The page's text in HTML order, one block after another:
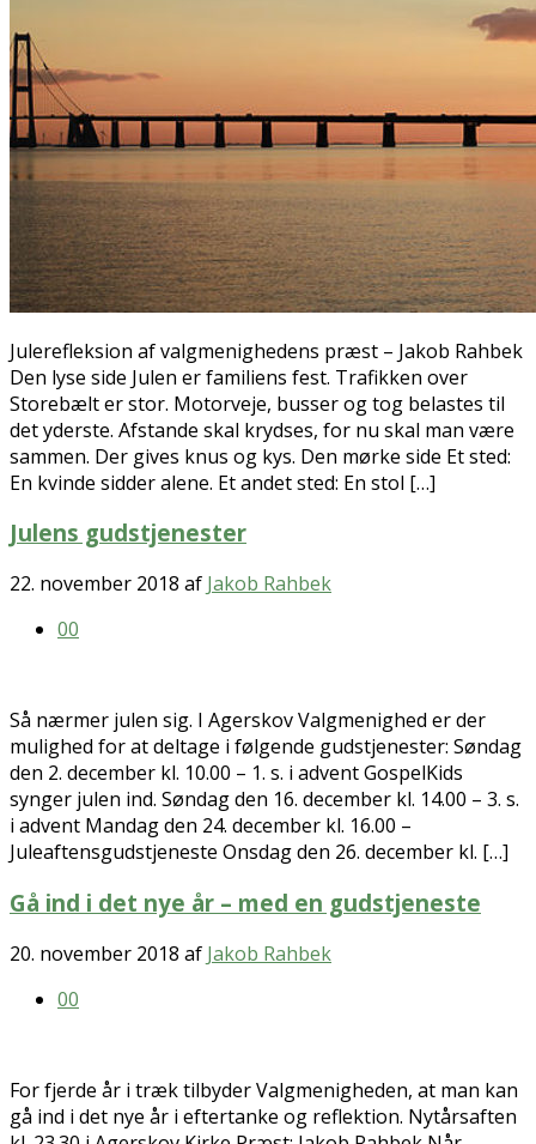
Julerefleksion af valgmenighedens præst – Jakob Rahbek
Den lyse side Julen er familiens fest. Trafikken over
Storebælt er stor. Motorveje, busser og tog belastes til
det yderste. Afstande skal krydses, for nu skal man være
sammen. Der gives knus og kys. Den mørke side Et sted:
En kvinde sidder alene. Et andet sted: En stol […]
Julens gudstjenester
22. november 2018 af Jakob Rahbek
00
Så nærmer julen sig. I Agerskov Valgmenighed er der
mulighed for at deltage i følgende gudstjenester: Søndag
den 2. december kl. 10.00 – 1. s. i advent GospelKids
synger julen ind. Søndag den 16. december kl. 14.00 – 3. s.
i advent Mandag den 24. december kl. 16.00 –
Juleaftensgudstjeneste Onsdag den 26. december kl. […]
Gå ind i det nye år – med en gudstjeneste
20. november 2018 af Jakob Rahbek
00
For fjerde år i træk tilbyder Valgmenigheden, at man kan
gå ind i det nye år i eftertanke og reflektion. Nytårsaften